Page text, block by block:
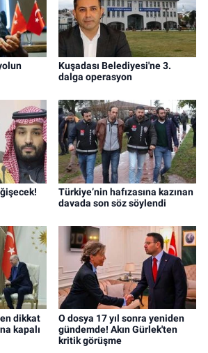
Kuşadası Belediyesi'ne 3.
dalga operasyon
Türkiye’nin hafızasına kazınan
davada son söz söylendi
dikkat
kapalı
O dosya 17 yıl sonra yeniden
gündemde! Akın Gürlek'ten
kritik görüşme